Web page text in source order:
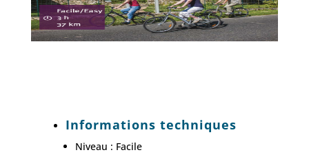
Informations techniques
Niveau : Facile